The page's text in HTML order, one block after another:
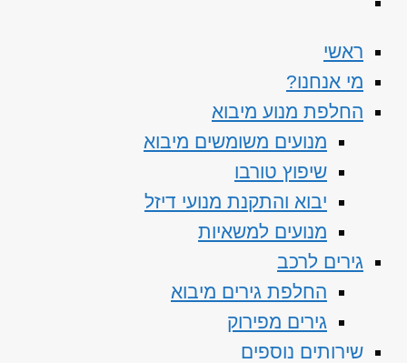
ראשי
מי אנחנו?
החלפת מנוע מיבוא
מנועים משומשים מיבוא
שיפוץ טורבו
יבוא והתקנת מנועי דיזל
מנועים למשאיות
גירים לרכב
החלפת גירים מיבוא
גירים מפירוק
שירותים נוספים